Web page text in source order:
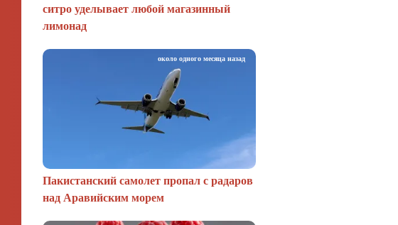
ситро уделывает любой магазинный
лимонад
Пакистанский самолет пропал с радаров
над Аравийским морем
около одного месяца назад